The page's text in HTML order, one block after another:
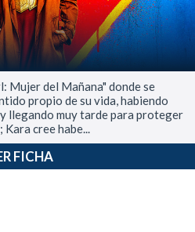
Mujer del Mañana" donde se
propio de su vida, habiendo
llegando muy tarde para proteger
Kara cree habe...
FICHA